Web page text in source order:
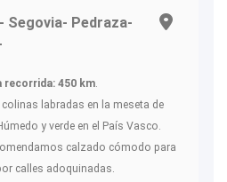
Segovia- Pedraza-
recorrida: 450 km
colinas labradas en la meseta de
y verde en el País Vasco.
calzado cómodo para
calles adoquinadas.